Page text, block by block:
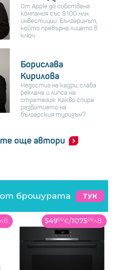
От Apple до собствена
компания със $100 млн.
инвестиции: Българинът,
който превърна лицето в
ключ
Борислава
Кирилова
Недостиг на кадри, слаба
реклама и липса на
стратегия: Какво спира
развитието на
българския туризъм?
още автори
от брошурата ТУК
лв. 54999€/107569лв.